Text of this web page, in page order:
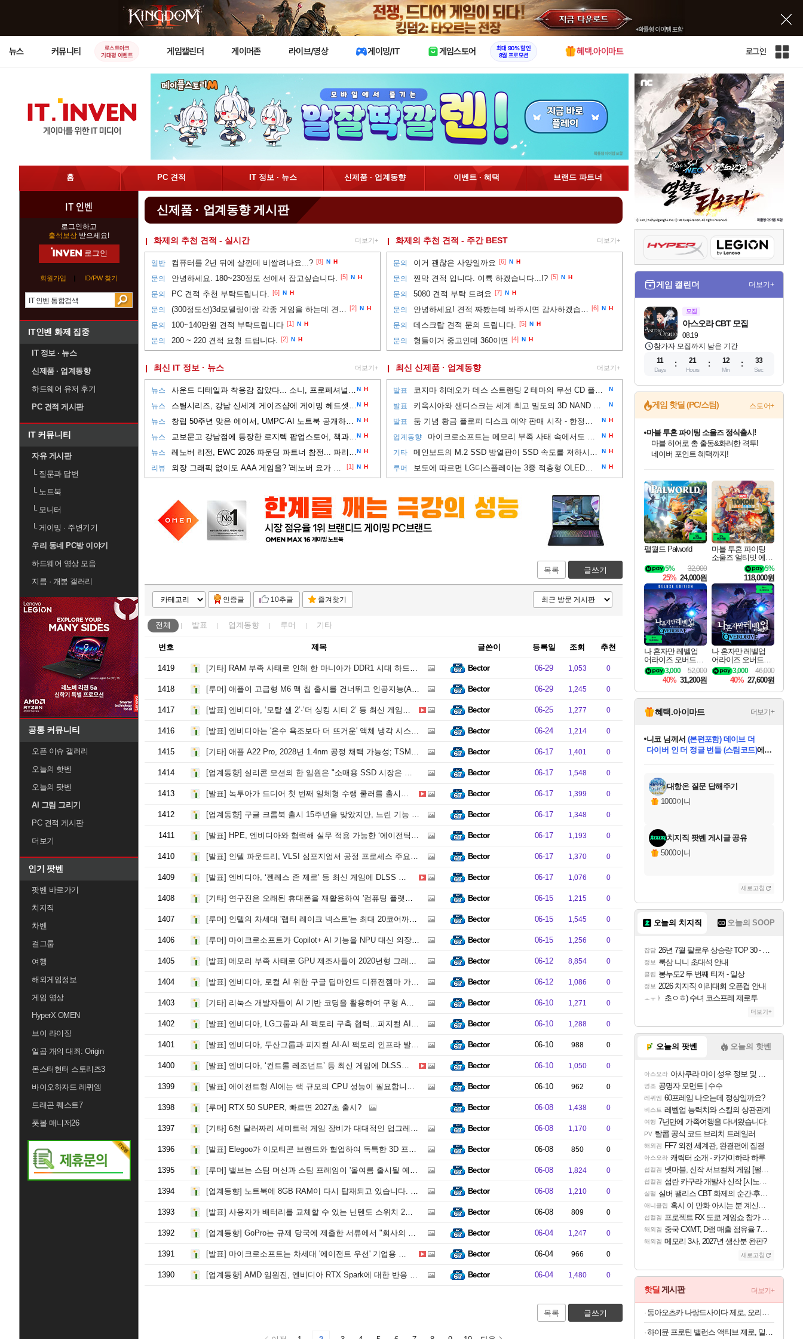
X
뉴스 커뮤니티
로스트아크
기대평 이벤트
게임캘린더 게이머존 라이브/영상 게이밍/IT 게임스토어
최대 90% 할인
8월 프로모션
혜택.아이마트 로그인
인
전
체
사
이
트
홈 PC 견적 IT 정보 · 뉴스 신제품 · 업계동향 이벤트 · 혜택 브랜드 파트너
IT 인벤
로그인하고
출석보상 받으세요!
로그인
회원가입 ID/PW 찾기
IT인벤 화제 집중
IT 정보 · 뉴스
신제품 · 업계동향
하드웨어 유저 후기
PC 견적 게시판
IT 커뮤니티
자유 게시판
└질문과 답변
└노트북
└모니터
└게이밍 · 주변기기
우리 동네 PC방 이야기
하드웨어 영상 모음
지름 · 개봉 갤러리
공통 커뮤니티
오픈 이슈 갤러리
오늘의 핫벤
오늘의 팟벤
AI 그림 그리기
PC 견적 게시판
더보기
인기 팟벤
팟벤 바로가기
치지직
차벤
걸그룹
여행
해외게임정보
게임 영상
HyperX OMEN
브이 라이징
일곱 개의 대죄: Origin
몬스터헌터 스토리즈3
바이오하자드 레퀴엠
드래곤 퀘스트7
풋볼 매니저26
신제품 · 업계동향 게시판
화제의 추천 견적 - 실시간 더보기+
일반 컴퓨터를 2년 뒤에 살껀데 비쌀려나요...? [8] N H
문의 안녕하세요. 180~230정도 선에서 잡고싶습니다. [5] N H
문의 PC 견적 추천 부탁드립니다. [6] N H
문의 (300정도선)3d모델링이랑 각종 게임을 하는데 견적부탁드립니다!300정도선 [2] N H
문의 100~140만원 견적 부탁드립니다 [1] N H
문의 200 ~ 220 견적 요청 드립니다. [2] N H
화제의 추천 견적 - 주간 BEST 더보기+
문의 이거 괜찮은 사양일까요 [6] N H
문의 찐막 견적 입니다. 이륙 하겠습니다...!? [5] N H
문의 5080 견적 부탁 드려요 [7] N H
문의 안녕하세요! 견적 짜봤는데 봐주시면 감사하겠습니다! [6] N H
문의 데스크탑 견적 문의 드립니다. [5] N H
문의 형들이거 중고인데 360이면 [4] N H
최신 IT 정보 · 뉴스 더보기+
뉴스 사운드 디테일과 착용감 잡았다... 소니, 프로페셔널 이어폰 'IER-M500' 공개N H
뉴스 스틸시리즈, 강남 신세계 게이즈샵에 게이밍 헤드셋 입점N H
뉴스 창립 50주년 맞은 에이서, UMPC·AI 노트북 공개하는 '에이서 데이 2026' 개최 N H
뉴스 교보문고 강남점에 등장한 로지텍 팝업스토어, 책과 타이핑 경험을 잇는다N H
뉴스 레노버 리전, EWC 2026 파운딩 파트너 참전... 파리 현장에 PC 및 모니터 공급N H
리뷰 외장 그래픽 없이도 AAA 게임을? '레노버 요가 프로 7a' [1] N H
최신 신제품 · 업계동향 더보기+
발표 코지마 히데오가 데스 스트랜딩 2 테마의 무선 CD 플레이어를 공개했습니다. 한정판으로 출시되는 이 제품은 약 160달러 N
발표 키옥시아와 샌디스크는 세계 최고 밀도의 3D NAND 플래시를 선보였습니다 N
발표 둠 기념 황금 플로피 디스크 예약 판매 시작 - 한정판 '모조 금도금' 더미 디스크 2개와 상자가 게임스톱에서 30달러에 판매 N H
업계동향 마이크로소프트는 메모리 부족 사태 속에서도 8GB RAM으로 윈도우 11을 원활하게 작동시키겠다고 약속 N H
기타 메인보드의 M.2 SSD 방열판이 SSD 속도를 저하시킬 수 있습니다. 테스트한 20개 보드 중 6개만 방열판과 완전히 접촉했습니다. N H
루머 보도에 따르면 LG디스플레이는 3중 적층형 OLED와 유사한 화질을 가진 저가형 2중 레이어 탠덤 W-OLED 디스플레이를 개발 중 N H
목록 글쓰기
인증글 10추글 즐겨찾기
전체 발표 업계동향 루머 기타
번호 제목 글쓴이 등록일 조회 추천
1419 [기타] RAM 부족 사태로 인해 한 마니아가 DDR1 시대 하드웨어에 윈도우 11을 설치해 보는 시도를 했습니다. 사용된 주요 구형 부품으로는 코어 2 Q6600과 ATI 라데온 HD 4650 AGP가 있습니다 Bector 06-29 1,053 0
1418 [루머] 애플이 고급형 M6 맥 칩 출시를 건너뛰고 인공지능(AI)에 특화된 M7 칩을 2027년에 빠르게 출시할 것이라는 보도가 나왔습니다. 다만, 올해 보급형 맥용 기본 M6 칩을 출시할 가능성도 있습니다. Bector 06-29 1,245 0
1417 [발표] 엔비디아, ‘모탈 셸 2’·’더 싱킹 시티 2’ 등 최신 게임에 DLSS 적용 확대 Bector 06-25 1,277 0
1416 [발표] 엔비디아는 '온수 욕조보다 더 뜨거운' 액체 냉각 시스템을 발표했습니다. 이 시스템은 전력 소비를 줄이고 물 사용량을 최대 100%까지 절감할 수 있지만, 지속 가능성 문제는 여전히 남아 있습니다. Bector 06-24 1,214 0
1415 [기타] 애플 A22 Pro, 2028년 1.4nm 공정 채택 가능성; TSMC가 주요 공급업체로 남아 있으며, 인텔도 고려 중인 것으로 알려짐 Bector 06-17 1,401 0
1414 [업계동향] 실리콘 모션의 한 임원은 "소매용 SSD 시장은 거의 사라졌다"며, PC OEM 업체들이 NAND 공급이 줄어들면서 타사 제품을 구매하고 있다고 밝혔습니다. Bector 06-17 1,548 0
1413 [발표] 녹투아가 드디어 첫 번째 일체형 수랭 쿨러를 출시했습니다. 240mm 모델은 220달러부터 시작하며, 녹투아의 전설적인 A 시리즈 팬을 탑재 Bector 06-17 1,399 0
1412 [업계동향] 구글 크롬북 출시 15주년을 맞았지만, 느린 기능 출시와 스팀 베타 테스트 취소로 인해 여전히 교실에서만 사용되고 있다. Bector 06-17 1,348 0
1411 [발표] HPE, 엔비디아와 협력해 실무 적용 가능한 ‘에이전틱 AI’ 구현.. 보안, 거버넌스, 확장성 및 소버린 제공 Bector 06-17 1,193 0
1410 [발표] 인텔 파운드리, VLSI 심포지엄서 공정 프로세스 주요 성과 및 미래 혁신 발표 Bector 06-17 1,370 0
1409 [발표] 엔비디아, ‘젠레스 존 제로’ 등 최신 게임에 DLSS 적용 확대 Bector 06-17 1,076 0
1408 [기타] 연구진은 오래된 휴대폰을 재활용하여 '컴퓨팅 플랫폼'으로 구성하고, 이를 저비용 데이터 센터처럼 작동하도록 만들었다. 최신 스마트폰의 프로세서가 유사한 멀티코어 서버보다 단일 코어 성능이 더 뛰어나다는 것 Bector 06-15 1,215 0
1407 [루머] 인텔의 차세대 '랩터 레이크 넥스트'는 최대 20코어까지 탑재될 예정이며, 코어 200이라는 브랜드명을 유지할 것으로 알려졌습니다. 또한, 24MB의 L3 캐시를 탑재한 10코어 특별 모델도 라인업에 포함될 수 있습니다. Bector 06-15 1,545 0
1406 [루머] 마이크로소프트가 Copilot+ AI 기능을 NPU 대신 외장 GPU로 테스트하고 있는 것으로 알려졌습니다. 이 기능은 Windows Insider Experimental Channel 빌드와 개발자 모드가 활성화된 Windows App SDK에서 사용할 수 있습니다 Bector 06-15 1,256 0
1405 [발표] 메모리 부족 사태로 GPU 제조사들이 2020년형 그래픽 카드를 재출시했습니다. GeForce RTX 3060과 GeForce RTX 3050이 아시아 시장에 다시 출시되었습니다 Bector 06-12 8,854 0
1404 [발표] 엔비디아, 로컬 AI 위한 구글 딥마인드 디퓨전젬마 가속화 Bector 06-12 1,086 0
1403 [기타] 리눅스 개발자들이 AI 기반 코딩을 활용하여 구형 AMD GPU를 계속 사용할 수 있도록 하고 있습니다 Bector 06-10 1,271 0
1402 [발표] 엔비디아, LG그룹과 AI 팩토리 구축 협력…피지컬 AI·모빌리티·AI 인프라 혁신 가속화 Bector 06-10 1,288 0
1401 [발표] 엔비디아, 두산그룹과 피지컬 AI·AI 팩토리 인프라 발전 협력 Bector 06-10 988 0
1400 [발표] 엔비디아, ‘컨트롤 레조넌트’ 등 최신 게임에 DLSS 적용 확대 Bector 06-10 1,050 0
1399 [발표] 에이전트형 AI에는 랙 규모의 CPU 성능이 필요합니다. AMD EPYC가 이를 제공합니다 Bector 06-10 962 0
1398 [루머] RTX 50 SUPER, 빠르면 2027초 출시? Bector 06-08 1,438 0
1397 [기타] 6천 달러짜리 세미트럭 게임 장비가 대대적인 업그레이드를 거쳤습니다. 레이싱 버킷 시트, 페달, 기타 액세서리 등 차량 내부 전체를 새롭게 단장하여 게임 환경을 한층 업그레이드 Bector 06-08 1,170 0
1396 [발표] Elegoo가 이모티콘 브랜드와 협업하여 독특한 3D 프린터를 출시한다고 발표 Bector 06-08 850 0
1395 [루머] 밸브는 스팀 머신과 스팀 프레임이 '올여름 출시될 예정'이라고 밝혔습니다. 이는 밸브 검증 프로그램(Verified program)을 확장하면서 출시 시기를 확정한 것입니다 Bector 06-08 1,824 0
1394 [업계동향] 노트북에 8GB RAM이 다시 탑재되고 있습니다. 부품 부족 사태 속에서 기업들이 저렴한 노트북을 만들기 위해 메모리 용량을 줄이고 있기 때문입니다 Bector 06-08 1,210 0
1393 [발표] 사용자가 배터리를 교체할 수 있는 닌텐도 스위치 2가 유럽 연합에 출시될 예정 Bector 06-08 809 0
1392 [업계동향] GoPro는 규제 당국에 제출한 서류에서 "회사의 존속 능력에 상당한 의문이 있다"고 경고했으며, AI 메모리 부족 사태가 액션 카메라 제조업체를 강타 Bector 06-04 1,247 0
1391 [발표] 마이크로소프트는 차세대 '에이전트 우선' 기업용 디바이스, 즉 기존 애플리케이션 대신 AI 에이전트를 실행하도록 설계된 하드웨어를 지원하는 칩-클라우드 플랫폼인 프로젝트 솔라라 AI를 공개 Bector 06-04 966 0
1390 [업계동향] AMD 임원진, 엔비디아 RTX Spark에 대한 반응 – "Strix Halo 노트북을 사지 않는다면 잘못된 선택이다" Bector 06-04 1,480 0
목록 글쓰기
게임 캘린더 더보기+
모집
08.19
아스오라 CBT 모집
참가자 모집까지 남은 기간
11
Days
21
Hours
12
Min
32
Sec
게임 핫딜 (PC/스팀) 스토어+
최대 90% 할인가를 만나보세요!
네이버혜택과 함께 만나보세요!
50%할인&추가 적립까지!
마블 투혼 파이팅 소울즈 정식출시!
마블 히어로 총 출동&화려한 격투!
네이버 포인트 혜택까지!
이니&베니 혜택까지!
네이버 혜택가와 함께 예약하세요!
할인&네이버혜택으로 만나보세요!
네이버페이 혜택과 만나보세요!
40주년 프로모션으로 만나보세요!
할인가에 만나보세요!
일부 에디션 상시 할인!
혜택으로 예약 판매 중
편안하게 충전하세요
팰월드 Palworld
32,000
5%
25% 24,000원
마블 투혼 파이팅
소울즈 얼티밋 에디
션 MARVEL Tokon
Fighting Souls Ultima
te Edition
5%
118,000원
나 혼자만 레벨업
어라이즈 오버드라
이브 디럭스 에디션
Solo Leveling Arise
Overdrive Deluxe Edi
tion
52,000
3,000
40% 31,200원
나 혼자만 레벨업
어라이즈 오버드라
이브 Solo Leveling A
rise
46,000
3,000
40% 27,600원
혜택.아이마트 더보기+
교환.
당첨되셨습니다.
니코님께서 (본편포함) 데이브 더
다이버 인 더 정글 번들 (스팀코드)에
당첨되셨습니다.
당첨되셨습니다.
당첨되셨습니다.
당첨되셨습니다.
당첨되셨습니다.
에디션 (스팀코드)를 교환.
당첨되셨습니다.
대항온 질문 답해주기
1000이니
치지직 팟벤 게시글 공유
5000이니
새로고침
오늘의 치지직 오늘의 SOOP
잡담 26년 7월 팔로우 상승량 TOP 30 - 월간 치지직
정보 룩삼 니니 초대석 안내
클립 봉누도2 두 번째 티저 - 일상
정보 2026 치지직 이리대회 오픈컵 안내
ㅗㅜㅑ 초ㅇㅎ) 수녀 코스프레 제로투
더보기+
오늘의 팟벤 오늘의 핫벤
아스오라 아사쿠라 마이 성우 정보 및 주요 필모
명조 공명자 모먼트 | 수수
레퀴엠 60프레임 나오는데 정상일까요?
비스트 레벨업 능력치와 스킬의 상관관계
여행 7년만에 가족여행을 다녀왔습니다.
PV 탈콥 공식 코드 브리치 트레일러
해외겜 FF7 외전 세계관, 완결편에 집결
아스오라 캐릭터 소개 - 카가미하라 하루
섭컬겜 넷마블, 신작 서브컬쳐 게임 [펄 인 블루] 티저 사이트 오픈
섭컬겜 섬란 카구라 개발사 신작 [시노비 넥서스] 연내 출시 예정
실팰 실버 팰리스 CBT 화제의 순간·후기 모음
애니클립 혹시 이 만화 아시는 분 계신가요
섭컬겜 프로젝트 RX 도쿄 게임쇼 참가 결정
해외겜 중국 CXMT, D램 매출 점유율 7%…글로벌 4위로 부상
해외겜 메모리 3사, 2027년 생산분 완판?
새로고침
핫딜 게시판 더보기+
동아오츠카 나랑드사이다 제로, 오리지널, 345ml, 24개
하이뮨 프로틴 밸런스 액티브 제로, 밀크쉐이크, 250ml, 18개